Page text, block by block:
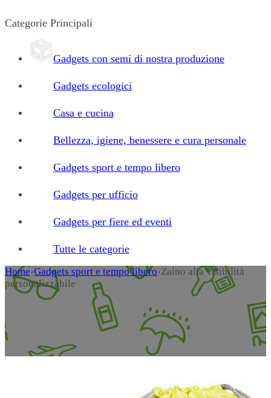
Categorie Principali
Gadgets con semi di nostra produzione
Gadgets ecologici
Casa e cucina
Bellezza, igiene, benessere e cura personale
Gadgets sport e tempo libero
Gadgets per ufficio
Gadgets per fiere ed eventi
Tutte le categorie
Home›Gadgets sport e tempo libero›Zaino alta visibilità
personalizzabile